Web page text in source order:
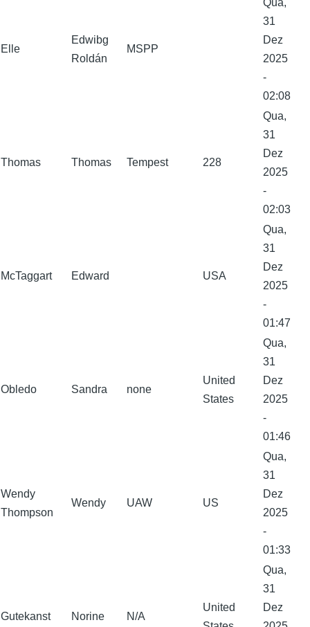
Elle
Edwibg
Roldán
MSPP
Qua,
31
Dez
2025
-
02:08
Thomas Thomas Tempest 228
Qua,
31
Dez
2025
-
02:03
McTaggart Edward USA
Qua,
31
Dez
2025
-
01:47
Obledo Sandra none
United
States
Qua,
31
Dez
2025
-
01:46
Wendy
Thompson
Wendy UAW US
Qua,
31
Dez
2025
-
01:33
Gutekanst Norine N/A
United
Qua,
31
Dez